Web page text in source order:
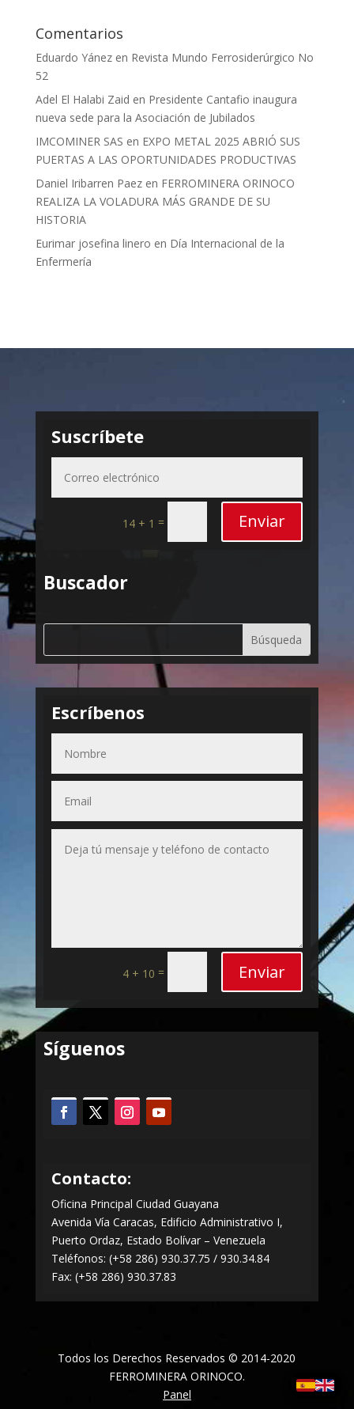
Comentarios
Eduardo Yánezen Revista Mundo Ferrosiderúrgico No
52
Adel El Halabi Zaid en Presidente Cantafio inaugura
nueva sede para la Asociación de Jubilados
IMCOMINER SAS en EXPO METAL 2025 ABRIÓ SUS
PUERTAS A LAS OPORTUNIDADES PRODUCTIVAS
Daniel Iribarren Paezen FERROMINERA ORINOCO
REALIZA LA VOLADURA MÁS GRANDE DE SU
HISTORIA
Eurimar josefina linero en Día Internacional de la
Enfermería
Suscríbete
14 + 1 = Enviar
Buscador
Escríbenos
4 + 10 = Enviar
Síguenos
Contacto:
Oficina Principal Ciudad Guayana
Avenida Vía Caracas, Edificio Administrativo I,
Puerto Ordaz, Estado Bolívar – Venezuela
Teléfonos: (+58 286) 930.37.75 / 930.34.84
Fax: (+58 286) 930.37.83
Todos los Derechos Reservados © 2014-2020
FERROMINERA ORINOCO.
Panel